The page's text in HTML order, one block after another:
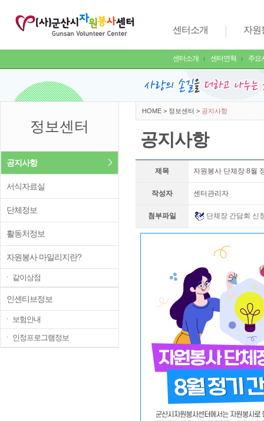
센터소개
센터소개 센터연혁 주요
자원
정보센터
공지사항
서식자료실
단체정보
활동처정보
자원봉사 마일리지란?
ㆍ 같이상점
인센티브정보
ㆍ 보험안내
ㆍ 인정프로그램정보
HOME > 정보센터 > 공지사항
공지사항
제목 자원봉사 단체장 8월
작성자 센터관리자
첨부파일 단체장 간담회 신